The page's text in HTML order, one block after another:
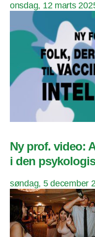
onsdag, 12 marts
Ny prof. video:
i den
søndag, 5 december